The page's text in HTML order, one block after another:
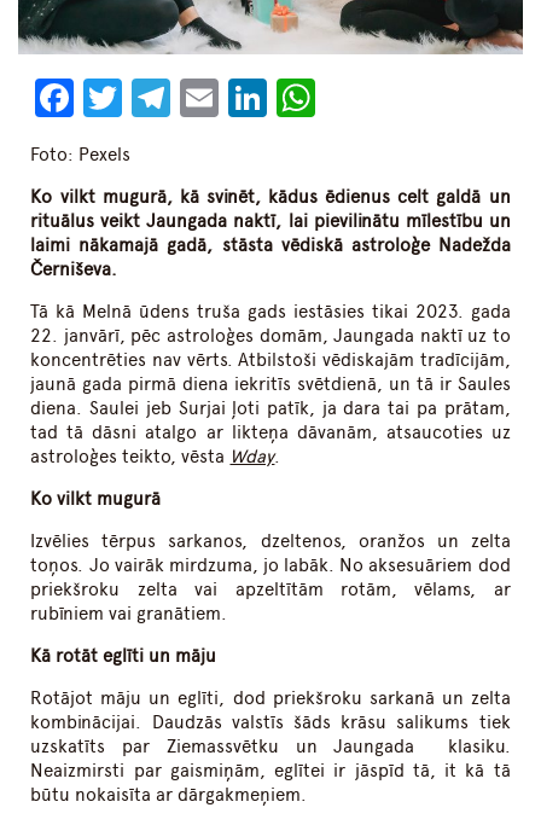
Facebook
Twitter
Telegram
EmailLinkedIn
Foto: Pexels
Ko vilkt mugurā, kā svinēt, kādus ēdienus celt galdā un
rituālus veikt Jaungada naktī, lai pievilinātu mīlestību un
laimi nākamajā gadā, stāsta vēdiskā astroloģe Nadežda
Černiševa.
Tā kā Melnā ūdens truša gads iestāsies tikai 2023. gada
22. janvārī, pēc astroloģes domām, Jaungada naktī uz to
koncentrēties nav vērts. Atbilstoši vēdiskajām tradīcijām,
jaunā gada pirmā diena iekritīs svētdienā, un tā ir Saules
diena. Saulei jeb Surjai ļoti patīk, ja dara tai pa prātam,
tad tā dāsni atalgo ar likteņa dāvanām, atsaucoties uz
astroloģes teikto, vēsta Wday.
Ko vilkt mugurā
Izvēlies tērpus sarkanos, dzeltenos, oranžos un zelta
toņos. Jo vairāk mirdzuma, jo labāk. No aksesuāriem dod
priekšroku zelta vai apzeltītām rotām, vēlams, ar
rubīniem vai granātiem.
Kā rotāt eglīti un māju
Rotājot māju un eglīti, dod priekšroku sarkanā un zelta
kombinācijai. Daudzās valstīs šāds krāsu salikums tiek
uzskatīts par Ziemassvētku un Jaungada klasiku.
Neaizmirsti par gaismiņām, eglītei ir jāspīd tā, it kā tā
būtu nokaisīta ar dārgakmeņiem.